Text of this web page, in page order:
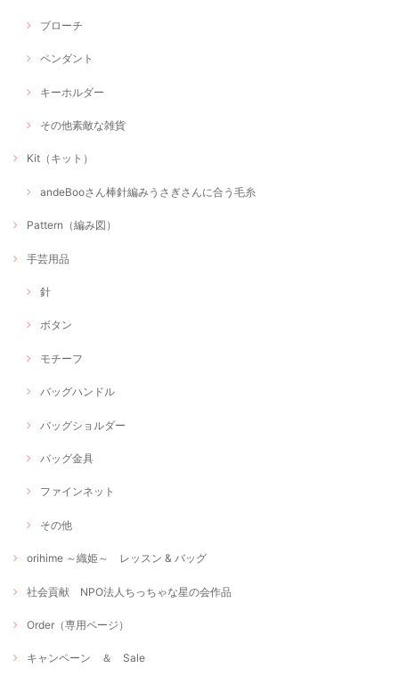
ブローチ
ペンダント
キーホルダー
その他素敵な雑貨
Kit（キット）
andeBooさん棒針編みうさぎさんに合う毛糸
Pattern（編み図）
手芸用品
針
ボタン
モチーフ
バッグハンドル
バッグショルダー
バッグ金具
ファインネット
その他
orihime ～織姫～ レッスン & バッグ
社会貢献 NPO法人ちっちゃな星の会作品
Order（専用ページ）
キャンペーン ＆ Sale